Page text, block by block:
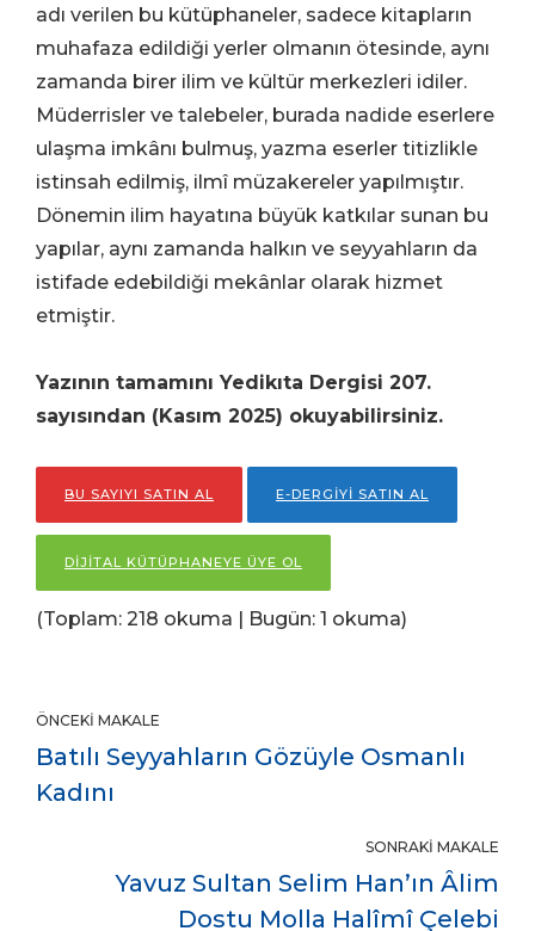
adı verilen bu kütüphaneler, sadece kitapların
muhafaza edildiği yerler olmanın ötesinde, aynı
zamanda birer ilim ve kültür merkezleri idiler.
Müderrisler ve talebeler, burada nadide eserlere
ulaşma imkânı bulmuş, yazma eserler titizlikle
istinsah edilmiş, ilmî müzakereler yapılmıştır.
Dönemin ilim hayatına büyük katkılar sunan bu
yapılar, aynı zamanda halkın ve seyyahların da
istifade edebildiği mekânlar olarak hizmet
etmiştir.
Yazının tamamını Yedikıta Dergisi 207.
sayısından (Kasım 2025) okuyabilirsiniz.
BU SAYIYI SATIN AL E-DERGİYİ SATIN AL
DİJİTAL KÜTÜPHANEYE ÜYE OL
(Toplam: 218 okuma | Bugün: 1 okuma)
ÖNCEKI MAKALE
Batılı Seyyahların Gözüyle Osmanlı
Kadını
SONRAKI MAKALE
Yavuz Sultan Selim Han’ın Âlim
Dostu Molla Halîmî Çelebi